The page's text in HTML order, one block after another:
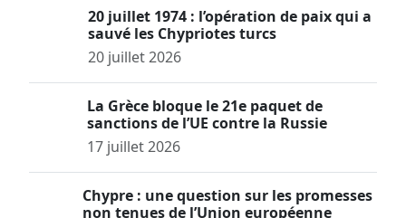
20 juillet 1974 : l’opération de paix qui a
sauvé les Chypriotes turcs
20 juillet 2026
La Grèce bloque le 21e paquet de
sanctions de l’UE contre la Russie
17 juillet 2026
Chypre : une question sur les promesses
non tenues de l’Union européenne